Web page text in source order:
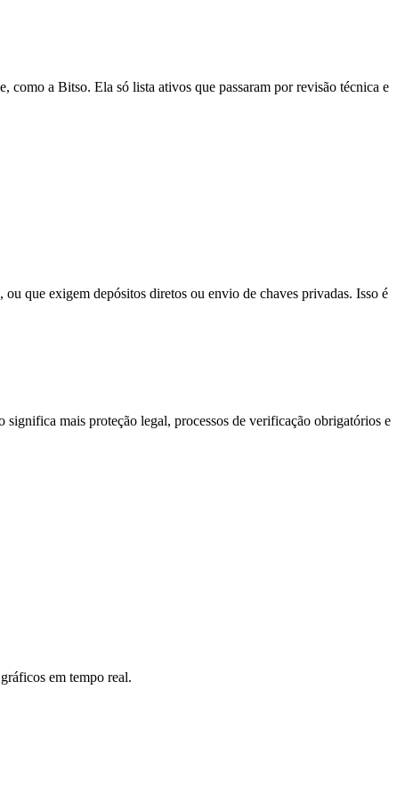
como a Bitso. Ela só lista ativos que passaram por revisão técnica e
que exigem depósitos diretos ou envio de chaves privadas. Isso é
significa mais proteção legal, processos de verificação obrigatórios e
em tempo real.